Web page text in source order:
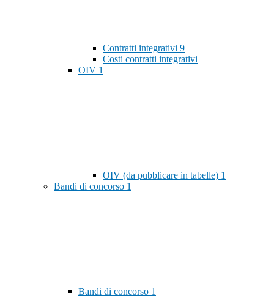
Contratti integrativi 9
Costi contratti integrativi
OIV 1
OIV (da pubblicare in tabelle) 1
Bandi di concorso 1
Bandi di concorso 1